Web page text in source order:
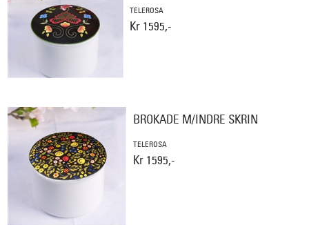
TELEROSA
Kr 1595,-
BROKADE M/INDRE SKRIN
TELEROSA
Kr 1595,-